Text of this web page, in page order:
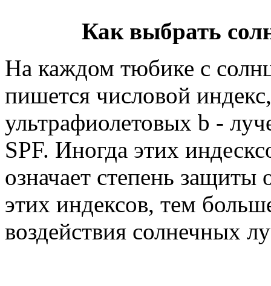
Как выбрать
На каждом тюбике с
пишется числовой
ультрафиолетовых b -
SPF. Иногда этих
означает степень
этих индексов, тем
воздействия солнечных